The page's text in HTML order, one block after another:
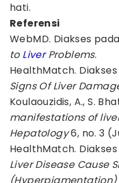
hati.
Referensi
WebMD. Diakses
to LiverProblems.
HealthMatch.
Signs Of Liver
Koulaouzidis, A., S.
manifestations of
Hepatology6, no. 3
HealthMatch.
Liver Disease Cause